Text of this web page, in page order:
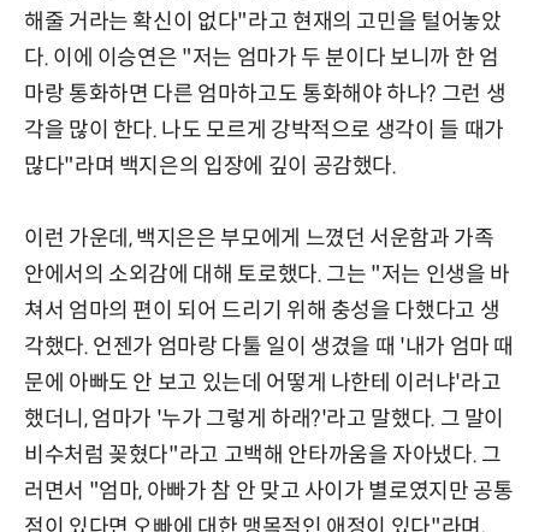
해줄 거라는 확신이 없다"라고 현재의 고민을 털어놓았
다. 이에 이승연은 "저는 엄마가 두 분이다 보니까 한 엄
마랑 통화하면 다른 엄마하고도 통화해야 하나? 그런 생
각을 많이 한다. 나도 모르게 강박적으로 생각이 들 때가
많다"라며 백지은의 입장에 깊이 공감했다.
이런 가운데, 백지은은 부모에게 느꼈던 서운함과 가족
안에서의 소외감에 대해 토로했다. 그는 "저는 인생을 바
쳐서 엄마의 편이 되어 드리기 위해 충성을 다했다고 생
각했다. 언젠가 엄마랑 다툴 일이 생겼을 때 '내가 엄마 때
문에 아빠도 안 보고 있는데 어떻게 나한테 이러냐'라고
했더니, 엄마가 '누가 그렇게 하래?'라고 말했다. 그 말이
비수처럼 꽂혔다"라고 고백해 안타까움을 자아냈다. 그
러면서 "엄마, 아빠가 참 안 맞고 사이가 별로였지만 공통